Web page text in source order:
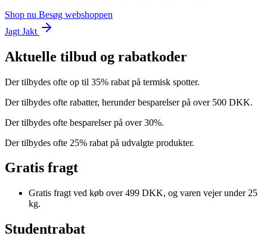
Shop nu Besøg webshoppen
Jagt Jakt
Aktuelle tilbud og rabatkoder
Der tilbydes ofte op til 35% rabat på termisk spotter.
Der tilbydes ofte rabatter, herunder besparelser på over 500 DKK.
Der tilbydes ofte besparelser på over 30%.
Der tilbydes ofte 25% rabat på udvalgte produkter.
Gratis fragt
Gratis fragt ved køb over 499 DKK, og varen vejer under 25
kg.
Studentrabat